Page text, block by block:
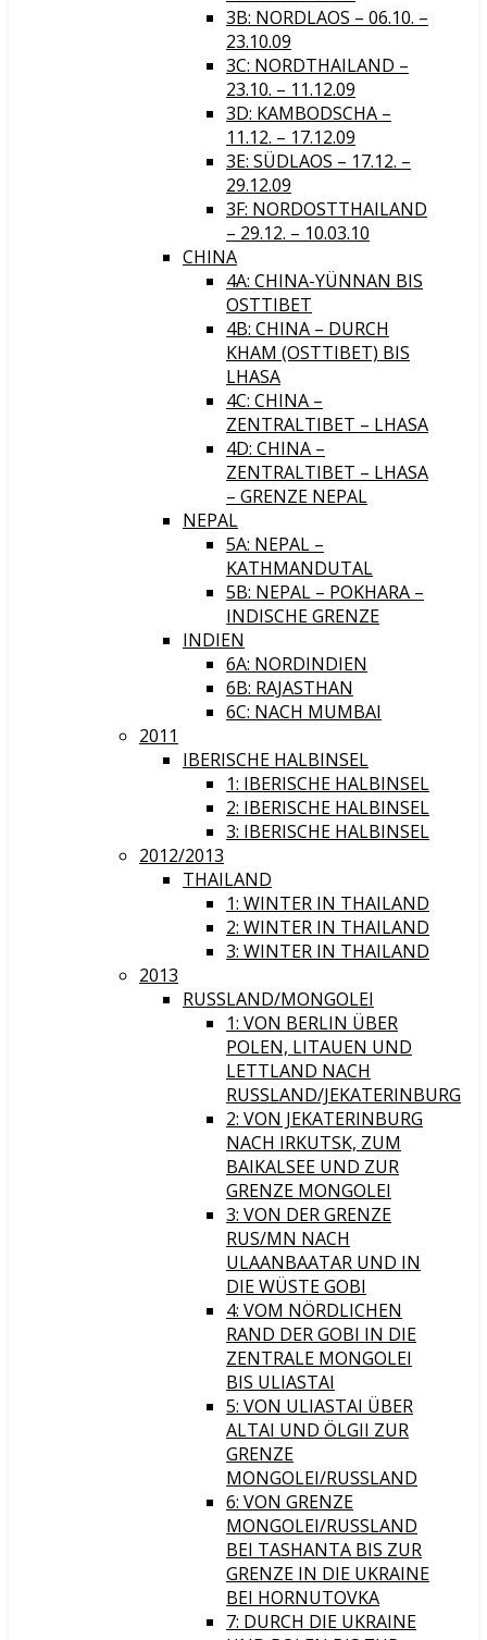
3B: NORDLAOS – 06.10. –
23.10.09
3C: NORDTHAILAND –
23.10. – 11.12.09
3D: KAMBODSCHA –
11.12. – 17.12.09
3E: SÜDLAOS – 17.12. –
29.12.09
3F: NORDOSTTHAILAND
– 29.12. – 10.03.10
CHINA
4A: CHINA-YÜNNAN BIS
OSTTIBET
4B: CHINA – DURCH
KHAM (OSTTIBET) BIS
LHASA
4C: CHINA –
ZENTRALTIBET – LHASA
4D: CHINA –
ZENTRALTIBET – LHASA
– GRENZE NEPAL
NEPAL
5A: NEPAL –
KATHMANDUTAL
5B: NEPAL – POKHARA –
INDISCHE GRENZE
INDIEN
6A: NORDINDIEN
6B: RAJASTHAN
6C: NACH MUMBAI
2011
IBERISCHE HALBINSEL
1: IBERISCHE HALBINSEL
2: IBERISCHE HALBINSEL
3: IBERISCHE HALBINSEL
2012/2013
THAILAND
1: WINTER IN THAILAND
2: WINTER IN THAILAND
3: WINTER IN THAILAND
2013
RUSSLAND/MONGOLEI
1: VON BERLIN ÜBER
POLEN, LITAUEN UND
LETTLAND NACH
RUSSLAND/JEKATERINBURG
2: VON JEKATERINBURG
NACH IRKUTSK, ZUM
BAIKALSEE UND ZUR
GRENZE MONGOLEI
3: VON DER GRENZE
RUS/MN NACH
ULAANBAATAR UND IN
DIE WÜSTE GOBI
4: VOM NÖRDLICHEN
RAND DER GOBI IN DIE
ZENTRALE MONGOLEI
BIS ULIASTAI
5: VON ULIASTAI ÜBER
ALTAI UND ÖLGII ZUR
GRENZE
MONGOLEI/RUSSLAND
6: VON GRENZE
MONGOLEI/RUSSLAND
BEI TASHANTA BIS ZUR
GRENZE IN DIE UKRAINE
BEI HORNUTOVKA
7: DURCH DIE UKRAINE